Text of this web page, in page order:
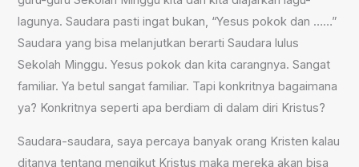
lagunya. Saudara pasti ingat bukan, “Yesus pokok dan ……”
Saudara yang bisa melanjutkan berarti Saudara lulus
Sekolah Minggu. Yesus pokok dan kita carangnya. Sangat
familiar. Ya betul sangat familiar. Tapi konkritnya bagaimana
ya? Konkritnya seperti apa berdiam di dalam diri Kristus?
Saudara-saudara, saya percaya banyak orang Kristen kalau
ditanya tentang mengikut Kristus maka mereka akan bisa